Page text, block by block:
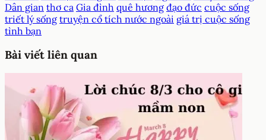
Dân gian thơ ca Gia đình quê hương đạo đức cuộc sống
triết lý sống truyện cổ tích nước ngoài giá trị cuộc sống
tình bạn
Bài viết liên quan